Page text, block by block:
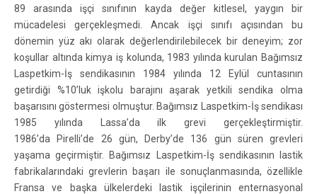
89 arasında işçi sınıfının kayda değer kitlesel, yaygın bir
mücadelesi gerçekleşmedi. Ancak işçi sınıfı açısından bu
dönemin yüz akı olarak değerlendirilebilecek bir deneyim; zor
koşullar altında kimya iş kolunda, 1983 yılında kurulan Bağımsız
Laspetkim-İş sendikasının 1984 yılında 12 Eylül cuntasının
getirdiği %10’luk işkolu barajını aşarak yetkili sendika olma
başarısını göstermesi olmuştur. Bağımsız Laspetkim-İş sendikası
1985 yılında Lassa’da ilk grevi gerçekleştirmiştir.
1986’da Pirelli’de 26 gün, Derby’de 136 gün süren grevleri
yaşama geçirmiştir. Bağımsız Laspetkim-İş sendikasının lastik
fabrikalarındaki grevlerin başarı ile sonuçlanmasında, özellikle
Fransa ve başka ülkelerdeki lastik işçilerinin enternasyonal